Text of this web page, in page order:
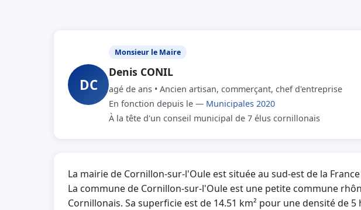
DC
Monsieur le Maire
Denis CONIL
agé de ans • Ancien artisan, commerçant, chef d'entreprise
En fonction depuis le — Municipales 2020
À la tête d'un conseil municipal de 7 élus cornillonais
La mairie de Cornillon-sur-l'Oule est située au sud-est de la
La commune de Cornillon-sur-l'Oule est une petite commune
Cornillonais. Sa superficie est de 14.51 km² pour une densité de